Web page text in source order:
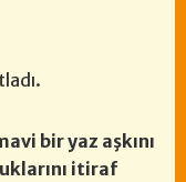
bir yaz aşkını
itiraf